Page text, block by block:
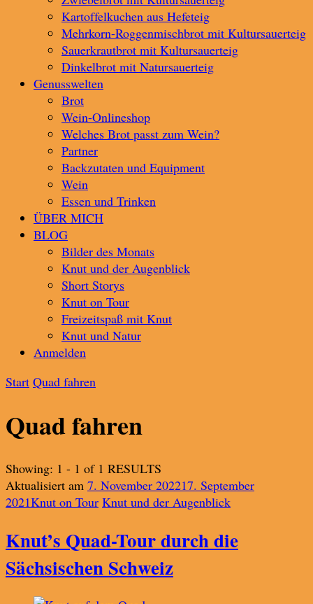
Kartoffelkuchen aus Hefeteig
Mehrkorn-Roggenmischbrot mit Kultursauerteig
Sauerkrautbrot mit Kultursauerteig
Dinkelbrot mit Natursauerteig
Genusswelten
Brot
Wein-Onlineshop
Welches Brot passt zum Wein?
Partner
Backzutaten und Equipment
Wein
Essen und Trinken
ÜBER MICH
BLOG
Bilder des Monats
Knut und der Augenblick
Short Storys
Knut on Tour
Freizeitspaß mit Knut
Knut und Natur
Anmelden
Start Quad fahren
Quad fahren
Showing: 1 - 1 of 1 RESULTS
Aktualisiert am 7. November 202217. September
2021Knut on Tour Knut und der Augenblick
Knut’s Quad-Tour durch die
Sächsischen Schweiz